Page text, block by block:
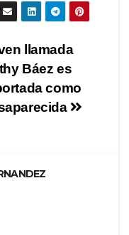
llamada
Báez es
como